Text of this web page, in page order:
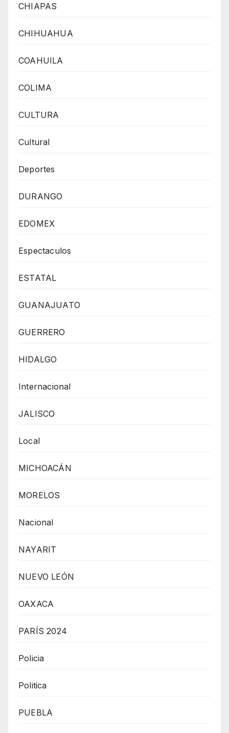
CHIAPAS
CHIHUAHUA
COAHUILA
COLIMA
CULTURA
Cultural
Deportes
DURANGO
EDOMEX
Espectaculos
ESTATAL
GUANAJUATO
GUERRERO
HIDALGO
Internacional
JALISCO
Local
MICHOACÁN
MORELOS
Nacional
NAYARIT
NUEVO LEÓN
OAXACA
PARÍS 2024
Policia
Politica
PUEBLA